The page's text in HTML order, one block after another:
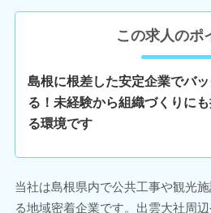
この求人のポ
島根に根差した安定企業でバ
る！未経験から組織づくりに
る環境です
当社は島根県内で公共工事や観光
る地域密着企業です。出雲大社周